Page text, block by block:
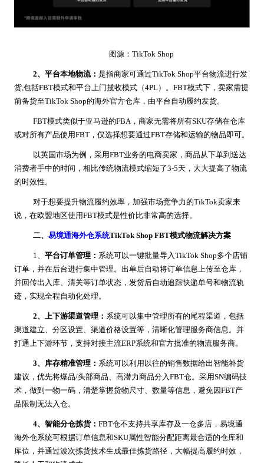
图源：TikTok Shop
2、平台本地物流： 是指商家可通过TikTok Shop平台物流进行发
货,包括FBT模式和平台上门揽收模式（4PL）。FBT模式下，卖家需提
前备货至TikTok Shop的海外官方仓库，由平台自动履约发货。
FBT模式类似于亚马逊的FBA，商家无需将所有SKU存储在仓库
或对所有产品使用FBT，仅选择想要通过FBT存储和运输的物品即可。
以英国市场为例，采用FBT业务的电商卖家，商品从下单到送达
消费者手中的时间，相比传统物流模式缩短了3-5天，大大提高了物流
的时效性。
对于想要提升物流履约效率，加强市场竞争力的TikTok卖家来
说，在欧盟地区使用FBT模式是性价比非常高的选择。
二、 易境通海外仓系统TikTok Shop FBT模式物流解决方案
1、 平台订单管理： 系统可以一键批量导入TikTok Shop多个店铺
订单，并在后台进行集中管理。出单后自动将订单信息上传至仓库，
并回传出入库、清关等订单状态，发货后自动追踪快递单号和物流轨
迹，实现全程自动化处理。
2、上下游渠道管理： 系统可以集中管理所有的尾程渠道，包括
渠道建立、分区设置、渠道价格设置等，清晰化管理服务商信息。并
打通上下游环节，支持对接主流ERP系统和官方批准的物流服务商。
3、库存精准管理： 系统可以利用以往的销售数据给出智能补货
建议，优先将爆品/头部商品、高潜力商品分入FBT仓。采用SN编码技
术，做到一物一码，清楚掌握货物尺寸、数量等信息，避免因FBT产
品限制无法入仓。
4、智能分仓拣货： FBT仓不支持共享库存及一仓多店，易境通
海外仓系统可根据订单信息和SKU属性智能分配距离最合适的仓库和
库位，并通过波次拣货技术生成最佳拣货路径，大幅提高履约时效，